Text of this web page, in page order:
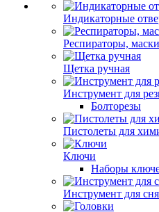
Индикаторные
Респираторы,
Щетка ручная
Инструмент для
Болторезы
Пистолеты для
Ключи
Наборы
Инструмент для